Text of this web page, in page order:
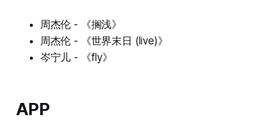
周杰伦 - 《搁浅》
周杰伦 - 《世界末日 (live)》
岑宁儿 - 《fly》
APP